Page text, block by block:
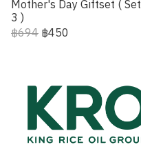
Mother's Day Giftset ( Set
3 )
฿694 ฿450